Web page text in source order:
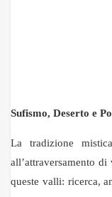
Sufismo, Deserto e
La tradizione
all’attraversamento
queste valli: ricerca,